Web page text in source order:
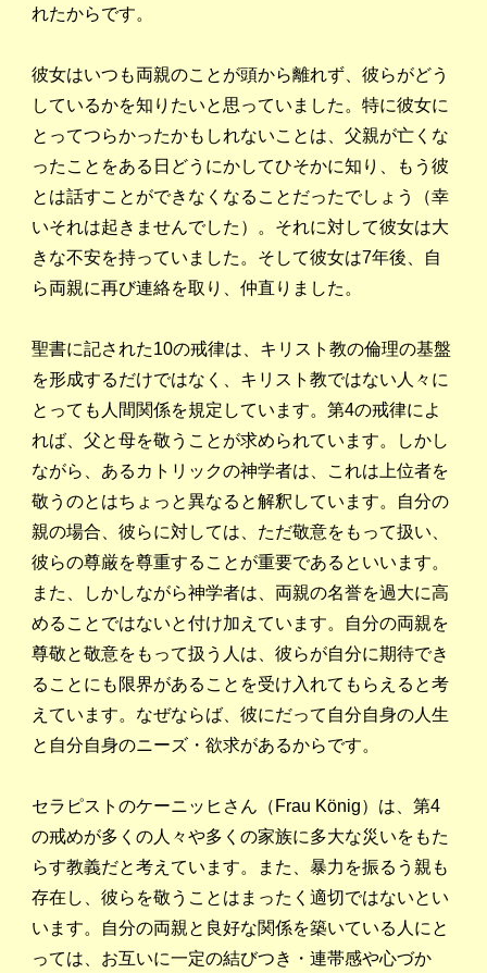
れたからです。
彼女はいつも両親のことが頭から離れず、彼らがどう
しているかを知りたいと思っていました。特に彼女に
とってつらかったかもしれないことは、父親が亡くな
ったことをある日どうにかしてひそかに知り、もう彼
とは話すことができなくなることだったでしょう（幸
いそれは起きませんでした）。それに対して彼女は大
きな不安を持っていました。そして彼女は7年後、自
ら両親に再び連絡を取り、仲直りました。
聖書に記された10の戒律は、キリスト教の倫理の基盤
を形成するだけではなく、キリスト教ではない人々に
とっても人間関係を規定しています。第4の戒律によ
れば、父と母を敬うことが求められています。しかし
ながら、あるカトリックの神学者は、これは上位者を
敬うのとはちょっと異なると解釈しています。自分の
親の場合、彼らに対しては、ただ敬意をもって扱い、
彼らの尊厳を尊重することが重要であるといいます。
また、しかしながら神学者は、両親の名誉を過大に高
めることではないと付け加えています。自分の両親を
尊敬と敬意をもって扱う人は、彼らが自分に期待でき
ることにも限界があることを受け入れてもらえると考
えています。なぜならば、彼にだって自分自身の人生
と自分自身のニーズ・欲求があるからです。
セラピストのケーニッヒさん（Frau König）は、第4
の戒めが多くの人々や多くの家族に多大な災いをもた
らす教義だと考えています。また、暴力を振るう親も
存在し、彼らを敬うことはまったく適切ではないとい
います。自分の両親と良好な関係を築いている人にと
っては、お互いに一定の結びつき・連帯感や心づか